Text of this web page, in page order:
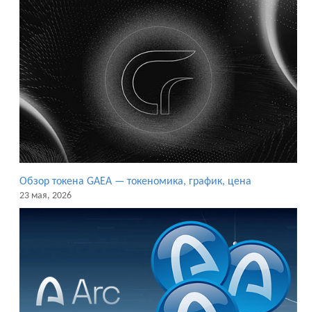
Обзор токена GAEA — токеномика, график, цена
23 мая, 2026